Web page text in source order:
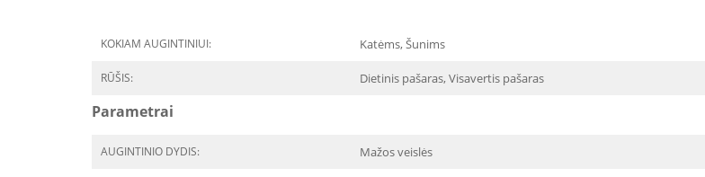
KOKIAM AUGINTINIUI: Katėms, Šunims
RŪŠIS: Dietinis pašaras, Visavertis pašaras
Parametrai
AUGINTINIO DYDIS: Mažos veislės